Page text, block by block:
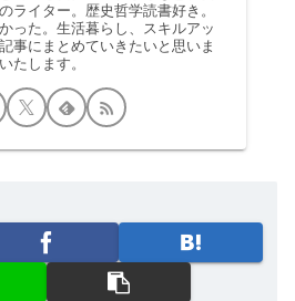
ライター。歴史哲学読書好き。
った。生活暮らし、スキルアッ
事にまとめていきたいと思いま
たします。